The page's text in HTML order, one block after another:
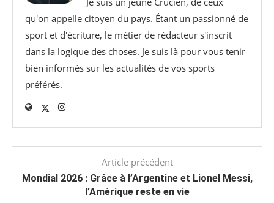
qu'on appelle citoyen du pays. Étant un passionné de
sport et d'écriture, le métier de rédacteur s'inscrit
dans la logique des choses. Je suis là pour vous tenir
bien informés sur les actualités de vos sports
préférés.
Article précédent
Mondial 2026 : Grâce à l’Argentine et Lionel Messi,
l’Amérique reste en vie